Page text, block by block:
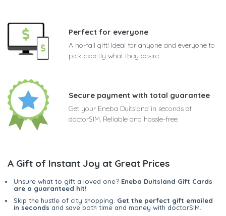
Perfect for everyone
A no-fail gift! Ideal for anyone and everyone to
pick exactly what they desire
Secure payment with total guarantee
Get your Eneba Duitsland in seconds at
doctorSIM. Reliable and hassle-free
A Gift of Instant Joy at Great Prices
Unsure what to gift a loved one? Eneba Duitsland Gift Cards
are a guaranteed hit!
Skip the hustle of city shopping. Get the perfect gift emailed
in seconds and save both time and money with doctorSIM.